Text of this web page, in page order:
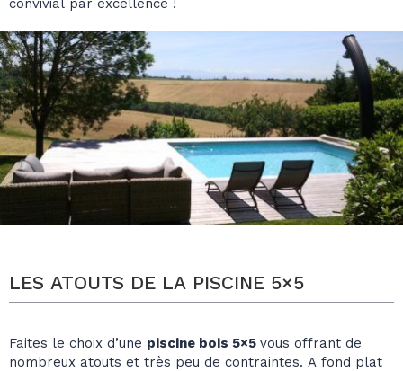
convivial par excellence !
LES ATOUTS DE LA PISCINE 5×5
Faites le choix d’une piscine bois 5×5 vous offrant de
nombreux atouts et très peu de contraintes. A fond plat